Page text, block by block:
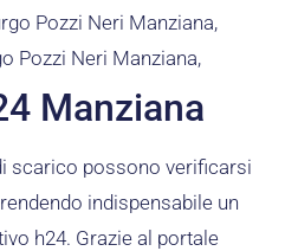
Pozzi Neri Manziana,
Pozzi Neri Manziana,
Manziana
scarico possono verificarsi
indispensabile un
h24. Grazie al portale